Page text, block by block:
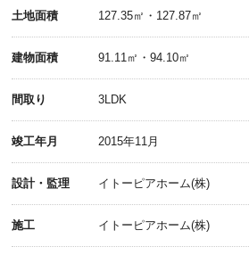
土地面積 127.35㎡・127.87㎡
建物面積 91.11㎡・94.10㎡
間取り 3LDK
竣工年月 2015年11月
設計・監理 イトーピアホーム(株)
施工 イトーピアホーム(株)